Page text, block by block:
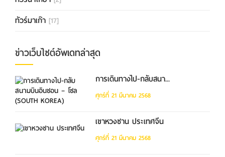
ทัวร์มาเก๊า [17]
ข่าวเว็บไซต์อัพเดทล่าสุด
การเดินทางไป-กลับสนา...
ศุกร์ที่ 21 มีนาคม 2568
เขาหวงซาน ประเทศจีน
ศุกร์ที่ 21 มีนาคม 2568